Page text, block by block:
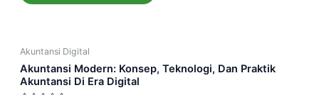
Akuntansi Digital
Akuntansi Modern: Konsep, Teknologi, Dan Praktik
Akuntansi Di Era Digital